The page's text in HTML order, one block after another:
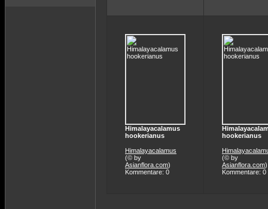
Himalayacalamus
hookerianus
Himalayacalamus
(© by
Asianflora.com)
Kommentare: 0
hookerianus
(© by
Asianflora.com)
Kommentare: 0